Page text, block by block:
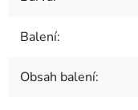
Balení:
Obsah balení: